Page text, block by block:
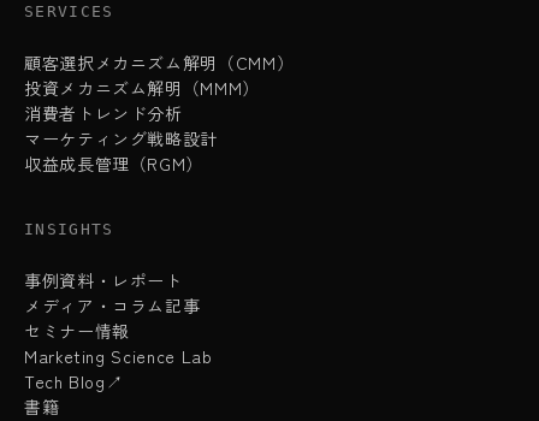
SERVICES
顧客選択メカニズム解明（CMM）
投資メカニズム解明（MMM）
消費者トレンド分析
マーケティング戦略設計
収益成長管理（RGM）
INSIGHTS
事例資料・レポート
メディア・コラム記事
セミナー情報
Marketing Science Lab
Tech Blog↗
書籍